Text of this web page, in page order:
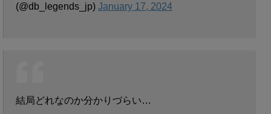
(@db_legends_jp) January 17, 2024
結局どれなのか分かりづらい…